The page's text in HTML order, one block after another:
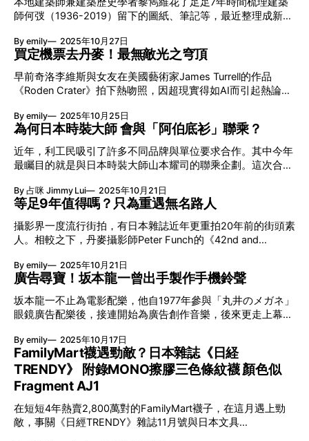
約2,200mm所營造的壓迫感，團隊沒有視限制為缺陷，反而
轉化為一種視覺延伸感的開闊感。 在漫畫格子裡工作 新辦公
戰空間限制，請工匠親手將長約20,000米的耐熱鋁箔膠帶疊
貼在天花及牆身上。反光的膠帶表面將自然景觀引入室內之
餘，更隨光影變化而構成不同層次深度，呈現出如漫畫中「集
中線」與「流線」的動態視覺效果，彷似
價，及至孩子練習小提琴出現隔音屏風的價格，透過5部影片
刻劃人生的轉捩點。 0:00 /0:15 1× IKEA由日常生活入手！ 一
個吻不止是一個吻，這可能是一段關係的開始，意味著家裡也
需要作出相應的調整。企劃由瑞典廣告公司Åkestam Holst
切連繫。雙方合作多時，去年的「Everyday Energy
Thieves」及至早年的「Where Life Happens」也以類近思維
師何弢（1936-2019）留下的圖紙、筆記等，最近整理成新書
力？他表示這不僅是對建築大師的致敬，更是一次重新發現香
港城市願景的過程，深思城市的潛能。你知道何弢為香港留下
了甚麼嗎？ #01 文化沙漠煲無米粥 | 香港藝術中心（1977）
在香港藝術資源匱乏的70年代，何弢與白懿禮、盧景文等倡議
成立一座民間藝術中心。最終政府只願撥出灣仔一塊三角形小
地皮，何弢便巧妙地以三角形為主軸設計結構，將不同樓層連
結成開放式的垂直空間。他希望建築能夠在香港這個所謂「文
港、對藝術文化有興趣的人，是一種刺激。」 #02 香港建築
代表作？ | 聖士提反書院科藝樓（1980） 這可說是香港粗獷
織認證的香港粗獷建築。不加修飾的清水混凝土牆面與外露的
結構，展現出雕塑般的魅力。為了不讓建築壓迫周遭環境，何
弢特意將立面設計成往後縮的斜面，層層退讓，與山坡地形完
美結合。粗獷不
By emily 2025年10月27日
買定機票去丹麥！最無敵光之穹頂
早前奇洛李維斯與女友在美國藝術家James Turrell的作品
《Roden Crater》拍下熱吻照，因超現實得如AI而引起熱論，
到，近一點在日本瀨戶內海也找到其常設展。近日公佈明年初
夏（6月19日）將在丹麥ARoS Aarhus Art Museum帶來其最
大規模作品《As Seen Below - The Dome》，直徑達40米而
高約16米，令人甚為期待。 James Turrell為丹麥帶來全新文
化地標 歷經10年時間籌備，此為James Turrell的
「Skyspace」系列中最宏大的篇章，同時作為美術館擴建計
劃「The Next Level」的重頭戲。觀者需經由地下通道步入一
抱，階梯級座位環繞延伸。光線並去用來勾劃而是作品本體，
觀者抬頭仰望體驗成就了整件作品。光線、時間與空間，變得
Turrell年少時便取得飛行執照，在天空中觀察到光線與色彩隨
高度、時間及至天氣的變
By emily 2025年10月25日
為何日本時裝大師 會與「阿伯底衫」聯乘？
近年，利工民吸引了許多不同品牌與單位要求合作。其中今年
最矚目的就是與日本時裝大師山本耀司的聯乘企劃。這次合作
團隊來回溝通、修改，籌備時間長達兩年。整個系列堅持香港
製造，連包裝也參照利工民的傳統紙盒設計，展現出品牌的傳
承與匠心。 逾百年工藝歷史 提起「香港製造」或「香港品
牌」，不少人會想到利工民。這個品牌的故事可追溯至1923
年，當時創辦人馮壽如在廣州開設了第一間針織廠，主要生產
襪子。五年後，他們來到香港設廠，但翌年便遇上全球經濟大
蕭條。當時香港的內衣產品全靠進口，為了開拓市場和增加收
70年代，香港很多勞動階層都會穿上又薄又爽的底衫作外衣，
及後不少中年和長輩受港產片的影響，僅穿著白色底衫逛街，
象，驟眼看那些款式與利工民十分相似，加上利工民的廣告口
號深入民心，所以便被視為「老香港」的代表。 祖傳「一條
龍」式製作 利工民在香港歷年多次搬遷，現今位於荔枝角的
廠房於2006年啟用。廠房分為上
By 占咪 Jimmy Lui 2025年10月21日
等足9年值得嗎？只為重遇無名路人
攝影界一度流行街拍，有日本雜誌近年更重拍20年前的街頭素
人。相較之下，丹麥攝影師Peter Funch的《42nd and
2007到2016年，每個工作天他也守候在同一個街角，以半長
焦鏡頭拍下從Grand Central Station湧出的上班族。他辨認出
當中的「常客」：有人每天喝杯冰咖啡，有人每天在同一垃圾
桶旁徘徊。重複的日常，流露淡淡的詩意。 Peter Funch街頭
觀察企劃：近10人一齊打呵欠？ 在這個考驗耐性的實錄之
前，Peter Funch早在2006年經已開始街頭觀察企劃《Babel
Tales》。他拍攝了城市裡無數個瞬間，再把不同時間的路人
拼合成一個不曾存在的「場景」。近10個人在同一條街上同時
打呵欠、合上眼甚或拿著氣球。這種群像幻想，展現出他對時
間與群體行為的敏銳觀察。 Peter Funch之都市人類學：重複
的命運 Peter Funch於今年初將這兩個系列結集成
《Tomorrow and Tomorrow and Tomorrow》攝影集，帶來
By emily 2025年10月21日
廣告尋寶！坂本龍一曾出手製作手機鈴聲
坂本龍一不止為電影配樂，他自1977年參與「丸井のメガネ」
眼鏡廣告配樂後，接連開始為廣告創作音樂，後來更走上幕前
邀來與教授多番合作的音樂人蓮沼執太及前《WIRED》日本版
總編輯若林恵一同細聽坂本龍一從未收錄發行的廣告音樂作
品，只限一場。 坂本龍一の広告音楽 日期：10月18日 時間：
16:00-17:00 地點：TOKYO NODE GALLERY STAGE 坂本龍
一武士形象為出版社代言！ 教授還未曾為《末代皇帝》電影
配樂之前，已參與超過20個廣告項目。80年代初期，為新潮
社的「新潮文庫之100冊」廣告創作配樂之餘，更現身成為代
By emily 2025年10月17日
FamilyMart襪遇勁敵？日本雜誌《日経
TRENDY》 附錄MONO擦膠三色條紋襪 顏色似
Fragment AJ1
在短短4年熱賣2,800萬對的FamilyMart襪子，在這月遇上勁
敵，事關《日經TRENDY》雜誌11月號與日本文具